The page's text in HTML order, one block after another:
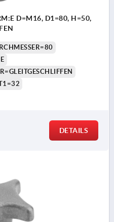
D=M16, D1=80, H=50,
DETAILS